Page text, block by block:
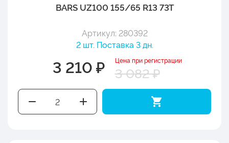
BARS UZ100 155/65 R13 73T
Артикул: 280392
2 шт. Поставка 3 дн.
3 210 ₽ Цена при регистрации
3 082 ₽